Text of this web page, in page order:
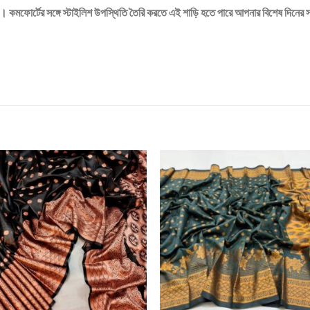
সঙ্গে স্টাইলিশ উপস্থিতি তৈরি করতে এই শাড়ি হতে পারে আপনার বিশেষ দিনের
Add to
wishlist